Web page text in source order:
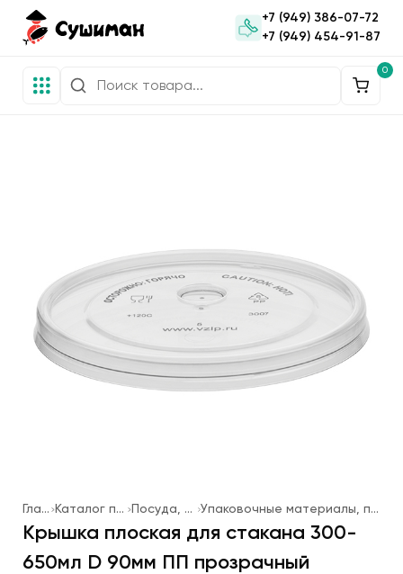
+7 (949) 386-07-72
+7 (949) 454-91-87
0
Главная Каталог продукции Посуда, упаковка Упаковочные материалы, посуда одноразовая
Крышка плоская для стакана 300-
650мл D 90мм ПП прозрачный